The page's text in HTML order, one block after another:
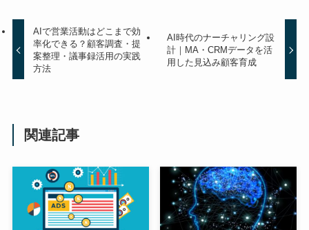
AIで営業活動はどこまで効
率化できる？顧客調査・提
案整理・議事録活用の実践
方法
AI時代のナーチャリング設
計｜MA・CRMデータを活
用した見込み顧客育成
関連記事